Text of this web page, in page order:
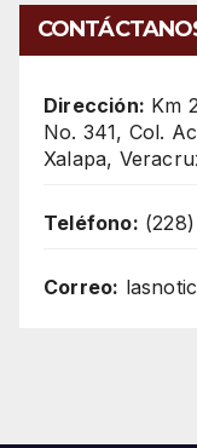
Dirección: Km
No. 341, Col.
Xalapa,
Teléfono:
Correo: